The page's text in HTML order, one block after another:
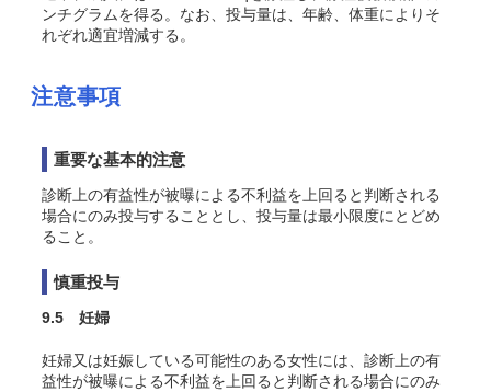
ンチグラムを得る。なお、投与量は、年齢、体重によりそ
れぞれ適宜増減する。
注意事項
重要な基本的注意
診断上の有益性が被曝による不利益を上回ると判断される
場合にのみ投与することとし、投与量は最小限度にとどめ
ること。
慎重投与
9.5 妊婦
妊婦又は妊娠している可能性のある女性には、診断上の有
益性が被曝による不利益を上回ると判断される場合にのみ